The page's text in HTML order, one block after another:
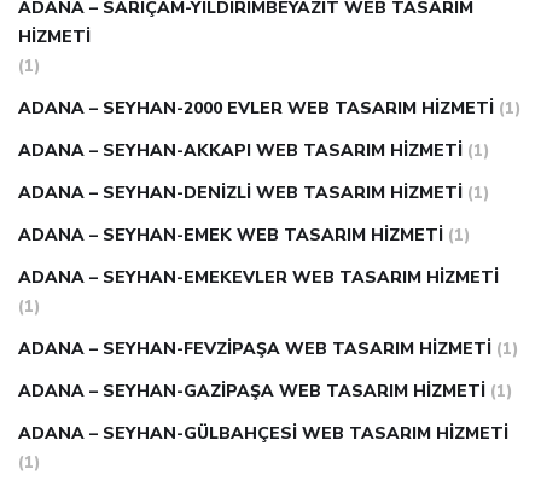
ADANA – SARIÇAM-YILDIRIMBEYAZIT WEB TASARIM
HIZMETI
(1)
ADANA – SEYHAN-2000 EVLER WEB TASARIM HIZMETI (1)
ADANA – SEYHAN-AKKAPI WEB TASARIM HIZMETI (1)
ADANA – SEYHAN-DENIZLI WEB TASARIM HIZMETI (1)
ADANA – SEYHAN-EMEK WEB TASARIM HIZMETI (1)
ADANA – SEYHAN-EMEKEVLER WEB TASARIM HIZMETI
(1)
ADANA – SEYHAN-FEVZIPAŞA WEB TASARIM HIZMETI (1)
ADANA – SEYHAN-GAZIPAŞA WEB TASARIM HIZMETI (1)
ADANA – SEYHAN-GÜLBAHÇESI WEB TASARIM HIZMETI
(1)